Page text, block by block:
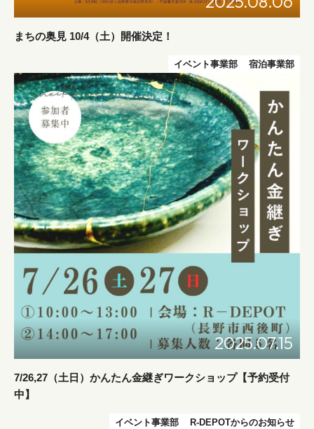
まちの奥見 10/4（土）開催決定！
イベント事業部 宿泊事業部
2025.07.15
7/26,27（土日）かんたん金継ぎワークショップ【予約受付
中】
イベント事業部 R-DEPOTからのお知らせ